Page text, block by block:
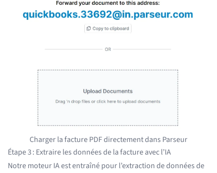
Charger la facture PDF directement dans Parseur
Étape 3 : Extraire les données de la facture avec l’IA
Notre moteur IA est entraîné pour l’extraction de données de